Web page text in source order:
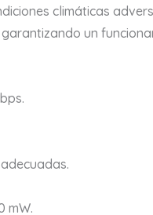
climáticas
un
mW.